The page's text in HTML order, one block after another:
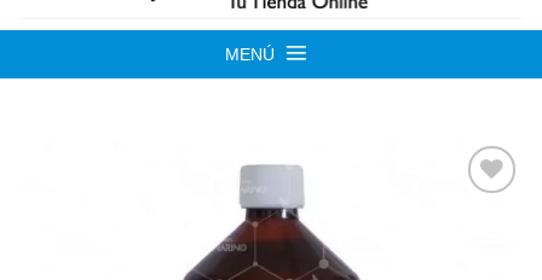
MENÚ